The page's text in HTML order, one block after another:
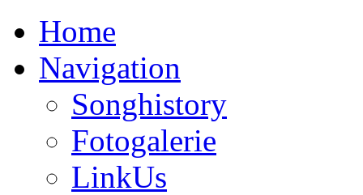
Home
Navigation
Songhistory
Fotogalerie
LinkUs